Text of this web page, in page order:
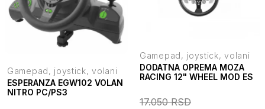
Gamepad, joystick, volani
ESPERANZA EGW102 VOLAN
NITRO PC/PS3
Gamepad, joystick, volani
DODATNA OPREMA MOZA
RACING 12" WHEEL MOD ES
17.050RSD